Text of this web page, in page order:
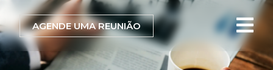
AGENDE UMA REUNIÃO